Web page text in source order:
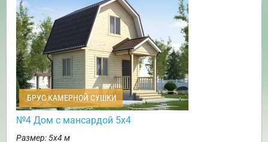
БРУС КАМЕРНОЙ СУШКИ
№4 Дом с мансардой 5х4
Размер: 5х4 м